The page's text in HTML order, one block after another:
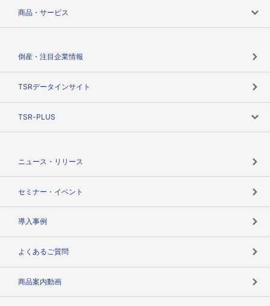
商品・サービス
倒産・注目企業情報
TSRデータインサイト
TSR-PLUS
ニュース・リリース
セミナー・イベント
導入事例
よくあるご質問
商品案内動画